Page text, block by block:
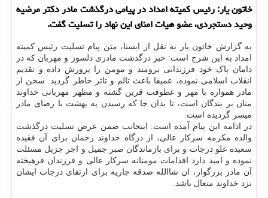
خاتون یار: رئیس كمیته امداد در پیامی درگذشت مادر دكتر مرضیه
وحید دستجردی، عضو هیات امنای این نهاد را تسلیت گفت.
به گزارش خاتون یار به نقل از ایسنا، متن پیام تسلیت رئیس کمیته
امداد به این شرح است: خبر درگذشت مادری دلسوز و مهربان که در
دامان پاک خود فرزندانی برومند و مومن را پرورش داده و تقدیم
انقلاب اسلامی نموده، عمیقا باعث تالم و تاثر خاطر گردید. سخن از
مادر همواره با مهر و عطوفت قرین گشته و مظهر مهربانی خداوند
منان بر بندگان است، تا بدان جا که رسیدن به بهشت با رضای مادر
میسر گردیده است.
در ادامه این پیام آمده است: اینجانب ضمن عرض تسلیت درگذشت
والده مکرمه سرکار عالی، از درگاه خداوند رحمان برای آن فقیده
سعیده علو درجات و برای بازماندگان صبر جمیل و اجر جزیل مسئلت
نموده و امید دارد اقدامات مومنانه سرکار عالی و فرزندان فرهیخته
آن مادر بزرگوار، ان شاالله صدقه جاریه برای ارتقای درجات ایشان
نزد خداوند متعال باشد.